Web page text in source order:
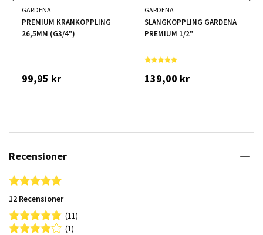
GARDENA
PREMIUM KRANKOPPLING
26,5MM (G3/4")
99,95 kr
GARDENA
SLANGKOPPLING GARDENA
PREMIUM 1/2"
139,00 kr
Recensioner
4.9 star rating
12 Recensioner
(11)
(1)